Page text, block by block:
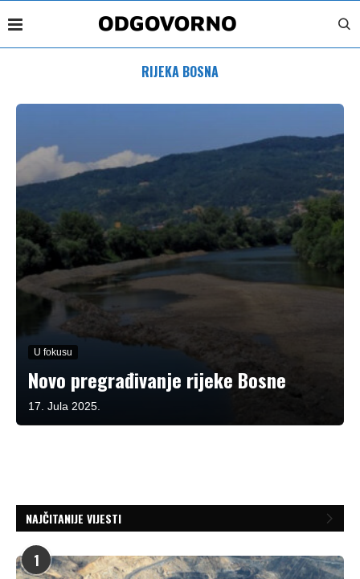
RIJEKA BOSNA
U fokusu
Novo pregrađivanje rijeke Bosne
17. Jula 2025.
NAJČITANIJE VIJESTI
1